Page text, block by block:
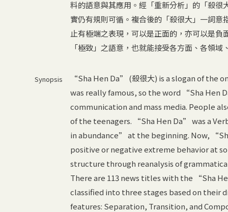
料的語意與其應用。經「重新分析」的「殺
實仍有規則可循。複合後的「殺很大」一詞
止有極端之表現，可以是正面的，亦可以是
「極致」之語意，也就能接受各方面、各領
Synopsis
“Sha Hen Da” (殺很大) is a slogan of the
was really famous, so the word “Sha Hen
communication and mass media. People
of the teenagers. “Sha Hen Da” was a
in abundance” at the beginning. Now,
positive or negative extreme behavior at
structure through reanalysis of
There are 113 news titles with the “Sha
classified into three stages based on their
features: Separation, Transition, and